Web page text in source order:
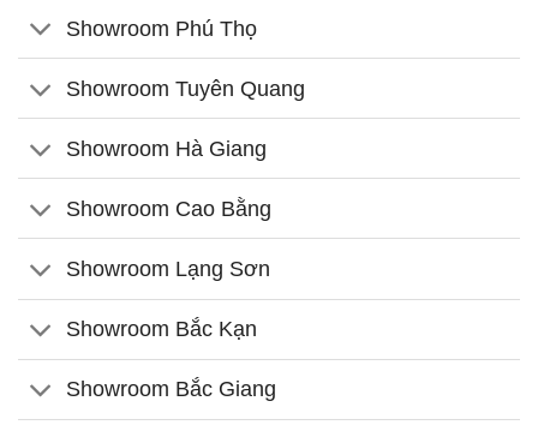
Showroom Phú Thọ
Showroom Tuyên Quang
Showroom Hà Giang
Showroom Cao Bằng
Showroom Lạng Sơn
Showroom Bắc Kạn
Showroom Bắc Giang